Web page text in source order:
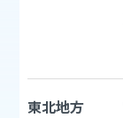
東北地方